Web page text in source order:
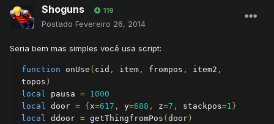
Shoguns 119
Postado Fevereiro 26, 2014
Seria bem mas simples você usa script:
function onUse ( cid , item , frompos , item2 ,
topos )
local pausa = 1000
local door = { x=617 , y=688 , z=7 , stackpos=1 }
local ddoor = getThingfromPos ( door )